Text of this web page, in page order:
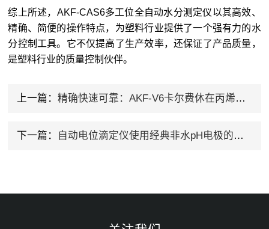
综上所述，AKF-CAS6多工位全自动水分测定仪以其高效、
精确、简便的操作特点，为塑料行业提供了一个强有力的水
分控制工具。它不仅提高了生产效率，还保证了产品质量，
是塑料行业的质量控制伙伴。
上一篇： 精确快速可靠：AKF-V6卡尔费休在丙烯酸酯水分测定中的显著表现
下一篇： 自动电位滴定仪使用经典非水pH电极的全攻略来啦！